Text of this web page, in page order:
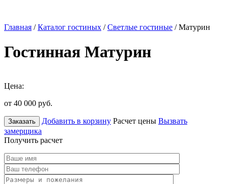
Главная /Каталог гостиных /Светлые гостиные / Матурин
Гостинная Матурин
Цена:
от 40 000 руб.
Заказать Добавить в корзину Расчет цены Вызвать
замерщика
Получить расчет